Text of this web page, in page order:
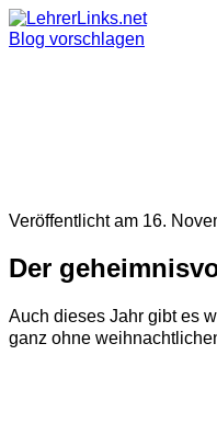
Skip
to
Blog vorschlagen
Veröffentlicht am 16.
Der
Auch dieses Jahr gibt es
ganz ohne